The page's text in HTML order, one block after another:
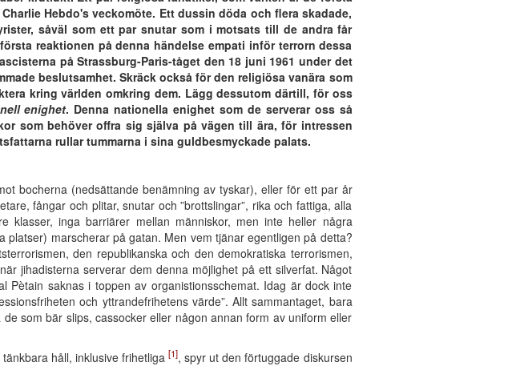
Hebdo's veckomöte. Ett dussin döda och flera skadade,
såväl som ett par snutar som i motsats till de andra får
reaktionen på denna händelse empati inför terrorn dessa
på Strassburg-Paris-tåget den 18 juni 1961 under det
beslutsamhet. Skräck också för den religiösa vanära som
kring världen omkring dem. Lägg dessutom därtill, för oss
enighet. Denna nationella enighet som de serverar oss så
som behöver offra sig själva på vägen till ära, för intressen
rullar tummarna i sina guldbesmyckade palats.
bocherna (nedsättande benämning av tyskar), eller för ett par år
fångar och plitar, snutar och ”brottslingar”, rika och fattiga, alla
inga barriärer mellan människor, men inte heller några
marscherar på gatan. Men vem tjänar egentligen på detta?
den republikanska och den demokratiska terrorismen,
jihadisterna serverar dem denna möjlighet på ett silverfat. Något
saknas i toppen av organistionsschemat. Idag är dock inte
och yttrandefrihetens värde”. Allt sammantaget, bara
som bär slips, cassocker eller någon annan form av uniform eller
håll, inklusive frihetliga[1], spyr ut den förtuggade diskursen